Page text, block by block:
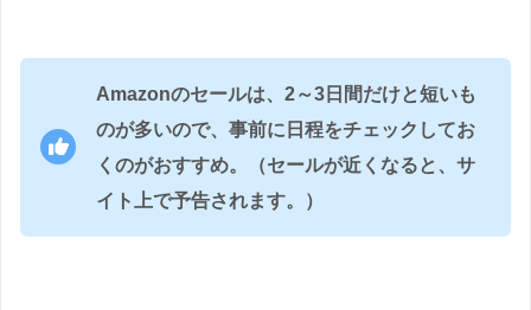
Amazonのセールは、2～3日間だけと短いも
のが多いので、事前に日程をチェックしてお
くのがおすすめ。（セールが近くなると、サ
イト上で予告されます。）